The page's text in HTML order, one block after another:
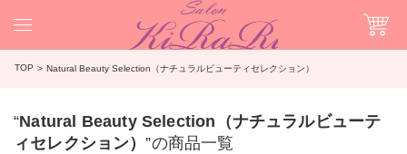
TOP Natural Beauty Selection（ナチュラルビューティセレクション）
“Natural Beauty Selection（ナチュラルビューテ
ィセレクション）”の商品一覧